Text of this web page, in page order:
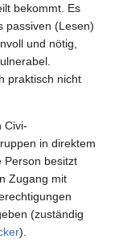
bekommt. Es
passiven (Lesen)
und nötig,
praktisch nicht
Civi-
in direktem
Person besitzt
Zugang mit
(zuständig
).